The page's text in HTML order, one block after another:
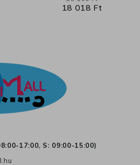
18 018 Ft
17:00, S: 09:00-15:00)